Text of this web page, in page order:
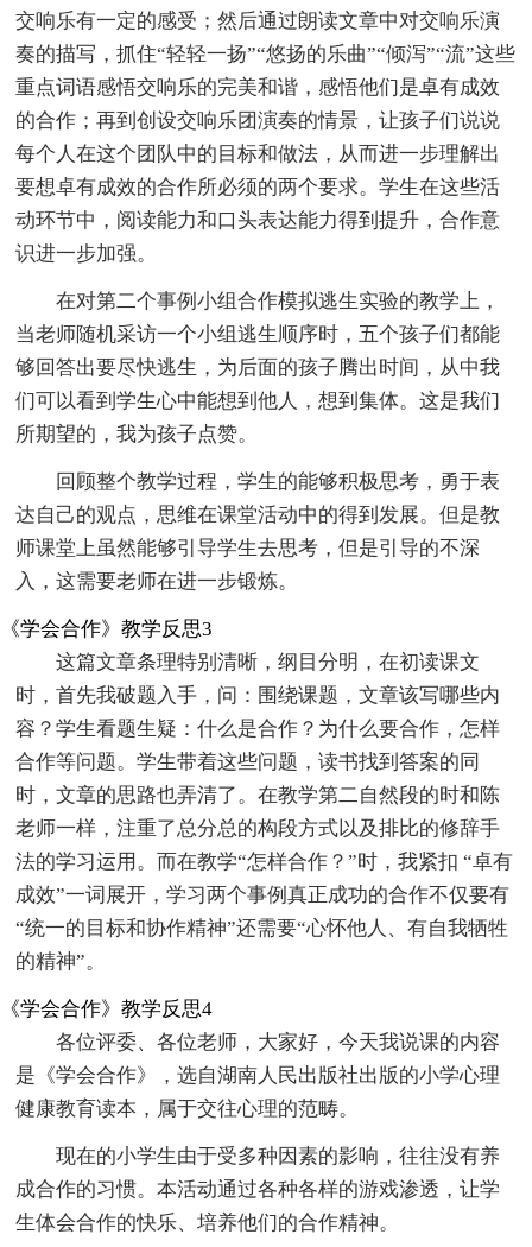
交响乐有一定的感受；然后通过朗读文章中对交响乐演
奏的描写，抓住“轻轻一扬”“悠扬的乐曲”“倾泻”“流”这些
重点词语感悟交响乐的完美和谐，感悟他们是卓有成效
的合作；再到创设交响乐团演奏的情景，让孩子们说说
每个人在这个团队中的目标和做法，从而进一步理解出
要想卓有成效的合作所必须的两个要求。学生在这些活
动环节中，阅读能力和口头表达能力得到提升，合作意
识进一步加强。
在对第二个事例小组合作模拟逃生实验的教学上，
当老师随机采访一个小组逃生顺序时，五个孩子们都能
够回答出要尽快逃生，为后面的孩子腾出时间，从中我
们可以看到学生心中能想到他人，想到集体。这是我们
所期望的，我为孩子点赞。
回顾整个教学过程，学生的能够积极思考，勇于表
达自己的观点，思维在课堂活动中的得到发展。但是教
师课堂上虽然能够引导学生去思考，但是引导的不深
入，这需要老师在进一步锻炼。
《学会合作》教学反思3
这篇文章条理特别清晰，纲目分明，在初读课文
时，首先我破题入手，问：围绕课题，文章该写哪些内
容？学生看题生疑：什么是合作？为什么要合作，怎样
合作等问题。学生带着这些问题，读书找到答案的同
时，文章的思路也弄清了。在教学第二自然段的时和陈
老师一样，注重了总分总的构段方式以及排比的修辞手
法的学习运用。而在教学“怎样合作？”时，我紧扣 “卓有
成效”一词展开，学习两个事例真正成功的合作不仅要有
“统一的目标和协作精神”还需要“心怀他人、有自我牺牲
的精神”。
《学会合作》教学反思4
各位评委、各位老师，大家好，今天我说课的内容
是《学会合作》，选自湖南人民出版社出版的小学心理
健康教育读本，属于交往心理的范畴。
现在的小学生由于受多种因素的影响，往往没有养
成合作的习惯。本活动通过各种各样的游戏渗透，让学
生体会合作的快乐、培养他们的合作精神。